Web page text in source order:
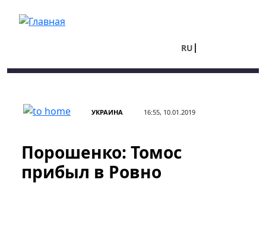
RU
УКРАИНА 16:55, 10.01.2019
Порошенко: Томос
прибыл в Ровно